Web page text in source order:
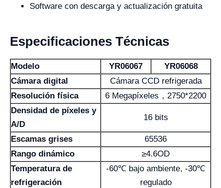
Software con descarga y actualización gratuita
Especificaciones Técnicas
Modelo YR06067
YR06068
Cámara digital
Cámara CCD refrigerada
Resolución física
6 Megapíxeles，2750*2200
Densidad de píxeles y
A/D
16 bits
Escamas grises
65536
Rango dinámico
≥4.6OD
Temperatura de
refrigeración
-60℃ bajo ambiente, -30℃
regulado